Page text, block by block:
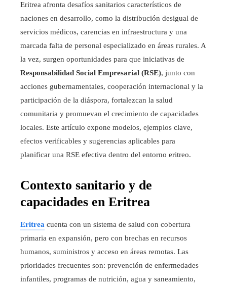
Eritrea afronta desafíos sanitarios característicos de
naciones en desarrollo, como la distribución desigual de
servicios médicos, carencias en infraestructura y una
marcada falta de personal especializado en áreas rurales. A
la vez, surgen oportunidades para que iniciativas de
Responsabilidad Social Empresarial (RSE), junto con
acciones gubernamentales, cooperación internacional y la
participación de la diáspora, fortalezcan la salud
comunitaria y promuevan el crecimiento de capacidades
locales. Este artículo expone modelos, ejemplos clave,
efectos verificables y sugerencias aplicables para
planificar una RSE efectiva dentro del entorno eritreo.
Contexto sanitario y de
capacidades en Eritrea
Eritrea cuenta con un sistema de salud con cobertura
primaria en expansión, pero con brechas en recursos
humanos, suministros y acceso en áreas remotas. Las
prioridades frecuentes son: prevención de enfermedades
infantiles, programas de nutrición, agua y saneamiento,